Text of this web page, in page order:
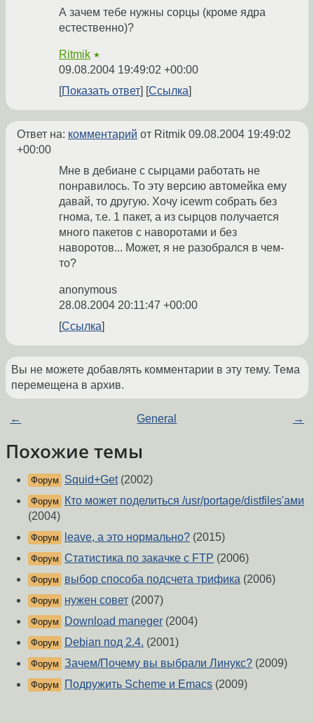
А зачем тебе нужны сорцы (кроме ядра
естественно)?
Ritmik ★
09.08.2004 19:49:02 +00:00
Показать ответ
Ссылка
Ответ на: комментарий от Ritmik 09.08.2004 19:49:02
+00:00
Мне в дебиане с сырцами работать не
понравилось. То эту версию автомейка ему
давай, то другую. Хочу icewm собрать без
гнома, т.е. 1 пакет, а из сырцов получается
много пакетов с наворотами и без
наворотов... Может, я не разобрался в чем-
то?
anonymous
28.08.2004 20:11:47 +00:00
Ссылка
Вы не можете добавлять комментарии в эту тему. Тема
перемещена в архив.
← General →
Похожие темы
Форум Squid+Get(2002)
Форум
Кто может поделиться /usr/portage/distfiles'ами
(2004)
Форум leave, а это нормально? (2015)
Форум Статистика по закачке с FTP (2006)
Форум выбор способа подсчета трифика (2006)
Форум нужен совет (2007)
Форум Download maneger (2004)
Форум Debian под 2.4. (2001)
Форум Зачем/Почему вы выбрали Линукс? (2009)
Форум Подружить Scheme и Emacs (2009)